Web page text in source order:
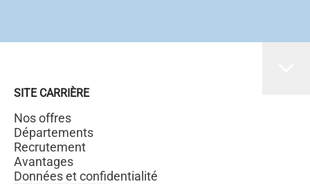
SITE CARRIÈRE
Nos offres
Départements
Recrutement
Avantages
Données et confidentialité